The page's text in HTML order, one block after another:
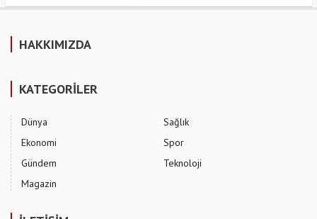
HAKKIMIZDA
KATEGORİLER
Dünya
Ekonomi
Gündem
Magazin
Sağlık
Spor
Teknoloji